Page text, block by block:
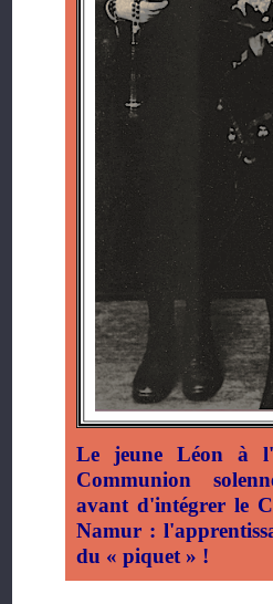
Le jeune Léon à
Communion
avant d'intégrer le
Namur :
du « piquet » !